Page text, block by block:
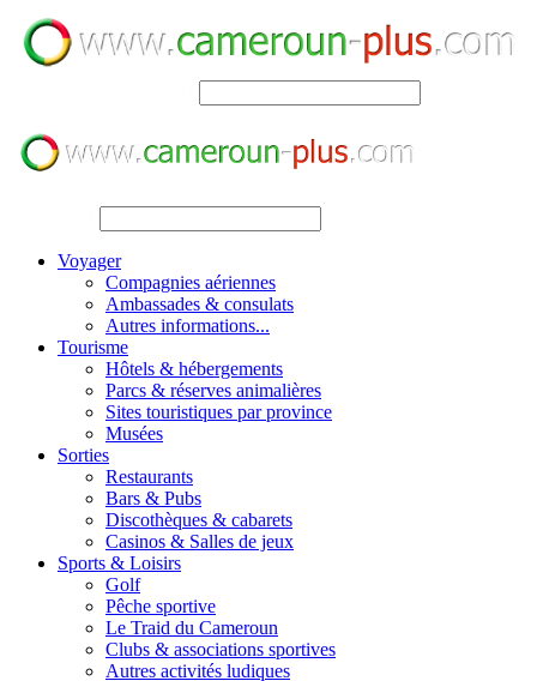
Voyager
Compagnies aériennes
Ambassades & consulats
Autres informations...
Tourisme
Hôtels & hébergements
Parcs & réserves animalières
Sites touristiques par province
Musées
Sorties
Restaurants
Bars & Pubs
Discothèques & cabarets
Casinos & Salles de jeux
Sports & Loisirs
Golf
Pêche sportive
Le Traid du Cameroun
Clubs & associations sportives
Autres activités ludiques